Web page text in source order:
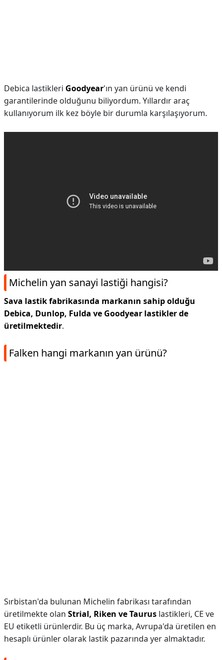
Debica lastikleri Goodyear'ın yan ürünü ve kendi
garantilerinde olduğunu biliyordum. Yıllardır araç
kullanıyorum ilk kez böyle bir durumla karşılaşıyorum.
Michelin yan sanayi lastiği hangisi?
Sava lastik fabrikasında markanın sahip olduğu
Debica, Dunlop, Fulda ve Goodyear lastikler de
üretilmektedir.
Falken hangi markanın yan ürünü?
Sırbistan'da bulunan Michelin fabrikası tarafından
üretilmekte olan Strial, Riken ve Taurus lastikleri, CE ve
EU etiketli ürünlerdir. Bu üç marka, Avrupa'da üretilen en
hesaplı ürünler olarak lastik pazarında yer almaktadır.